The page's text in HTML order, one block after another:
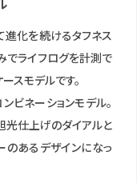
進化を続けるタフネス
でライフログを計測で
スモデルです。
ビネーションモデル。
光仕上げのダイアルと
のあるデザインになっ